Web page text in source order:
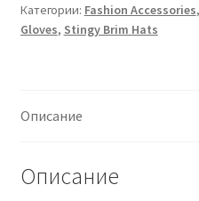
Категории: Fashion Accessories,
Gloves, Stingy Brim Hats
Описание
Описание